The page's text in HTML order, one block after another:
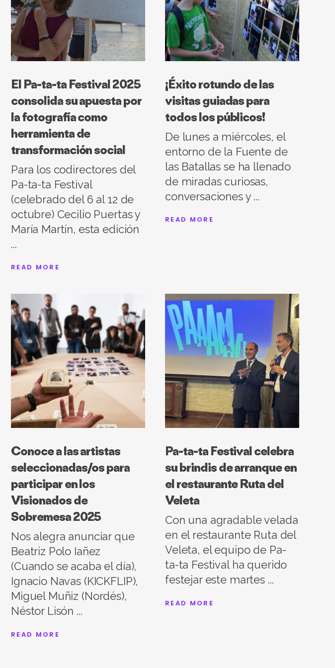
El Pa-ta-ta Festival 2025
consolida su apuesta por
la fotografía como
herramienta de
transformación social
Para los codirectores del
Pa-ta-ta Festival
(celebrado del 6 al 12 de
octubre) Cecilio Puertas y
María Martín, esta edición
READ MORE
¡Éxito rotundo de las
visitas guiadas para
todos los públicos!
De lunes a miércoles, el
entorno de la Fuente de
las Batallas se ha llenado
de miradas curiosas,
conversaciones y
READ MORE
Conoce a las artistas
seleccionadas/os para
participar en los
Visionados de
Sobremesa 2025
Nos alegra anunciar que
Beatriz Polo Iañez
(Cuando se acaba el día),
Ignacio Navas (KICKFLIP),
Miguel Muñiz (Nordés),
Néstor Lisón
READ MORE
Pa-ta-ta Festival celebra
su brindis de arranque en
el restaurante Ruta del
Veleta
Con una agradable velada
en el restaurante Ruta del
Veleta, el equipo de Pa-
ta-ta Festival ha querido
festejar este martes
READ MORE